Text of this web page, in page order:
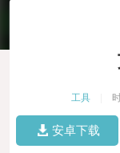
工具
安卓下载